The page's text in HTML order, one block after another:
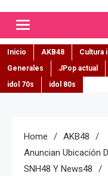
Inicio AKB48 Cultura
Generales
JPop actual
idol 70s
idol 80s
Home
AKB48
Anuncian Ubicación
SNH48 Y News48